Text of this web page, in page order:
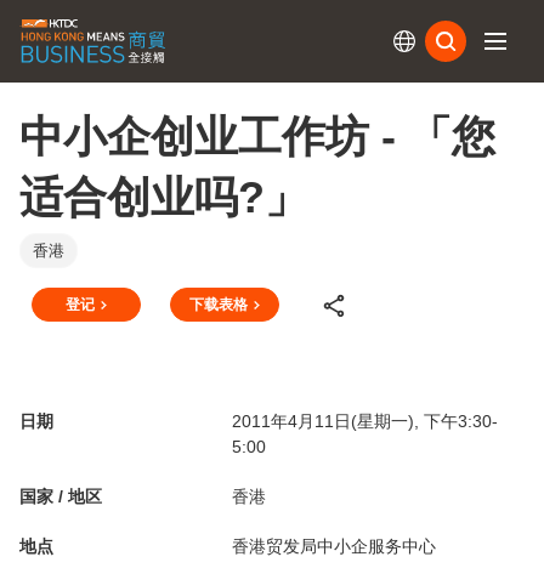
中小企创业工作坊 - 「您
适合创业吗?」
香港
登记 下载表格
日期
2011年4月11日(星期一), 下午3:30-
5:00
国家 / 地区 香港
地点 香港贸发局中小企服务中心